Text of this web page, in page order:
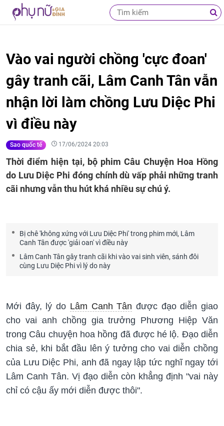
Vào vai người chồng 'cực đoan'
gây tranh cãi, Lâm Canh Tân vẫn
nhận lời làm chồng Lưu Diệc Phi
vì điều này
Sao quốc tế 17/06/2024 20:03
Thời điểm hiện tại, bộ phim Câu Chuyện Hoa Hồng
do Lưu Diệc Phi đóng chính dù vấp phải những tranh
cãi nhưng vẫn thu hút khá nhiều sự chú ý.
Bị chê 'không xứng với Lưu Diệc Phi' trong phim mới, Lâm
Canh Tân được 'giải oan' vì điều này
Lâm Canh Tân gây tranh cãi khi vào vai sinh viên, sánh đôi
cùng Lưu Diệc Phi vì lý do này
Mới đây, lý do Lâm Canh Tân được đạo diễn giao
cho vai anh chồng gia trưởng Phương Hiệp Văn
trong Câu chuyện hoa hồng đã được hé lộ. Đạo diễn
chia sẻ, khi bắt đầu lên ý tưởng cho vai diễn chồng
của Lưu Diệc Phi, anh đã ngay lập tức nghĩ ngay tới
Lâm Canh Tân. Vị đạo diễn còn khẳng định "vai này
chỉ có cậu ấy mới diễn được thôi".